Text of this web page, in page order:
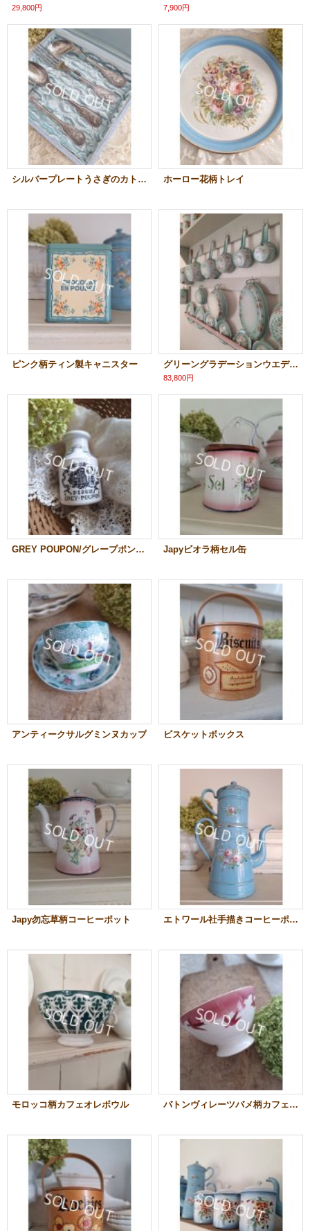
29,800円 7,900円
シルバープレートうさぎのカトラリーセット ホーロー花柄トレイ
ピンク柄ティン製キャニスター グリーングラデーションウエディングセット
83,800円
GREY POUPON/グレープポンマスタードポット Japyビオラ柄セル缶
アンティークサルグミンヌカップ ビスケットボックス
Japy勿忘草柄コーヒーポット エトワール社手描きコーヒーポット
モロッコ柄カフェオレボウル バトンヴィレーツバメ柄カフェオレボウル